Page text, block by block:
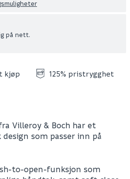
på nett.
kjøp 125% pristrygghet
Villeroy & Boch har et
som passer inn på
to-open-funksjon som